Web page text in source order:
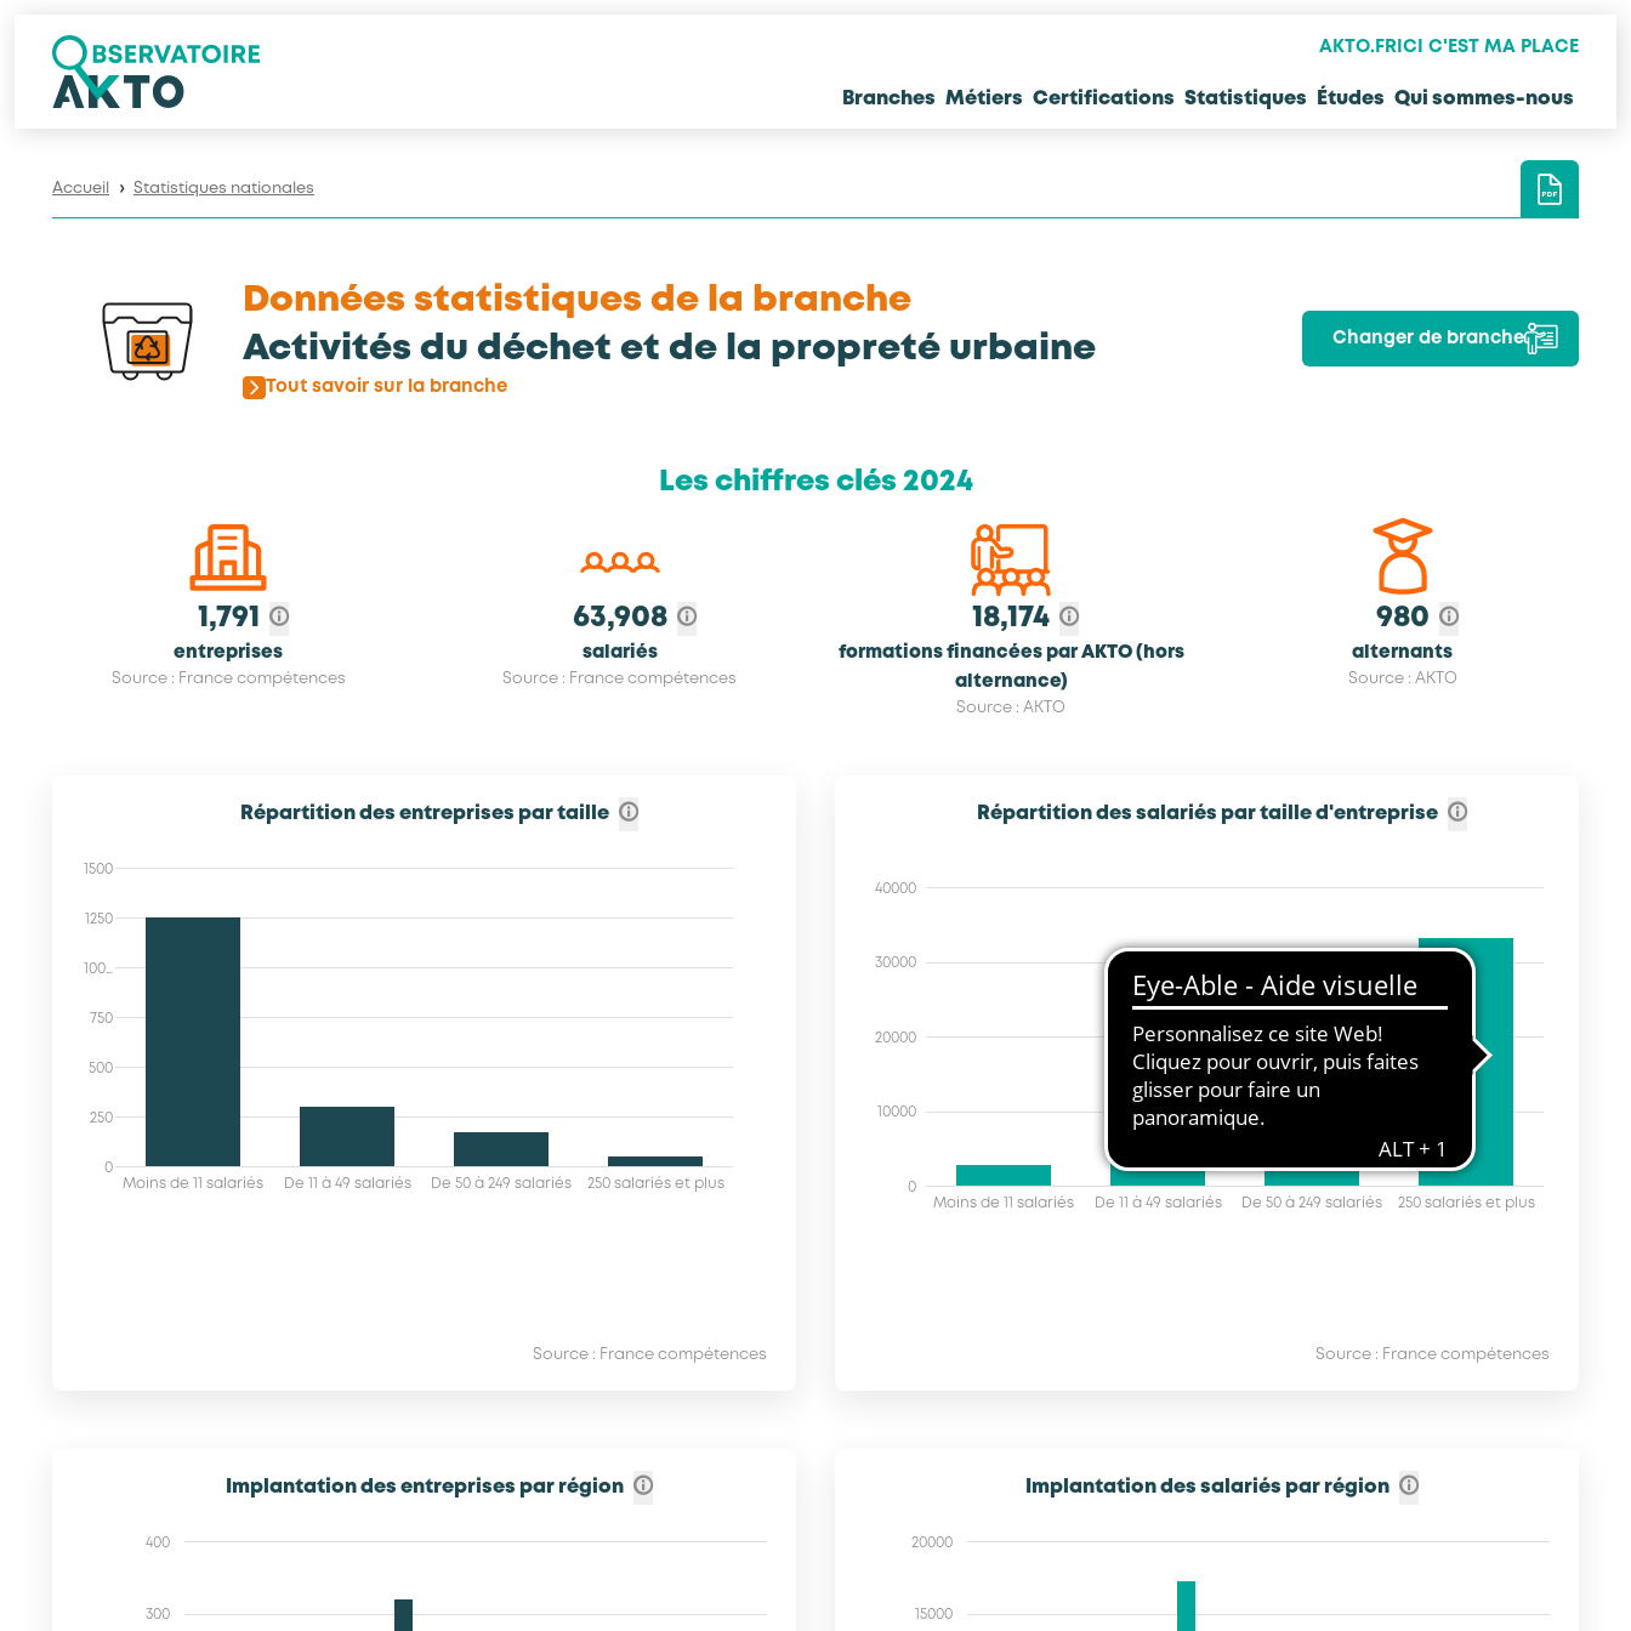
AKTO.FR ICI C'EST MA PLACE
Branches Métiers Certifications Statistiques Études Qui sommes-nous
Accueil ❯ Statistiques nationales
Données statistiques de la branche
Activités du déchet et de la propreté urbaine
Tout savoir sur la branche
Changer de branche
Les chiffres clés 2024
1,791
entreprises
Source : France compétences
63,908
salariés
Source : France compétences
18,174
formations financées par AKTO (hors
alternance)
Source : AKTO
980
alternants
Source : AKTO
Répartition des entreprises par taille
Moins de 11 salariés De 11 à 49 salariés De 50 à 249 salariés 250 salariés et plus
0
250
500
750
100…
1250
1500
Source : France compétences
Répartition des salariés par taille d'entreprise
Moins de 11 salariés De 11 à 49 salariés De 50 à 249 salariés 250 salariés et plus
0
10000
20000
30000
40000
Source : France compétences
Implantation des entreprises par région
300
400
Implantation des salariés par région
15000
20000